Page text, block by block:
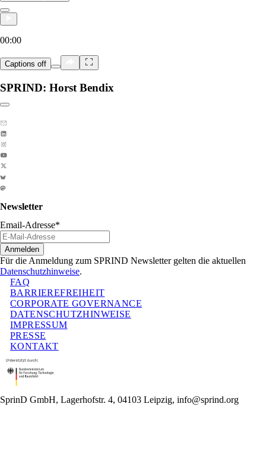
00:00
Captions off
SPRIND: Horst Bendix
Link zum Abschnitt kopieren:
Newsletter
Email-Adresse*
Anmelden
Für die Anmeldung zum SPRIND Newsletter gelten die aktuellen
Datenschutzhinweise.
FAQ
BARRIEREFREIHEIT
CORPORATE GOVERNANCE
DATENSCHUTZHINWEISE
IMPRESSUM
PRESSE
KONTAKT
SprinD GmbH, Lagerhofstr. 4, 04103 Leipzig, info@sprind.org